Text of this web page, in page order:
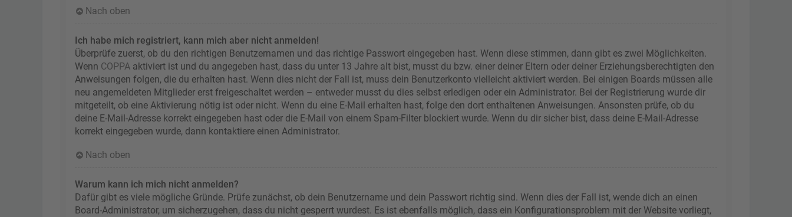
Nach oben
Ich habe mich registriert, kann mich aber nicht anmelden!
Überprüfe zuerst, ob du den richtigen Benutzernamen und das richtige Passwort eingegeben hast. Wenn diese stimmen, dann gibt es zwei Möglichkeiten.
Wenn COPPA aktiviert ist und du angegeben hast, dass du unter 13 Jahre alt bist, musst du bzw. einer deiner Eltern oder deiner Erziehungsberechtigten den
Anweisungen folgen, die du erhalten hast. Wenn dies nicht der Fall ist, muss dein Benutzerkonto vielleicht aktiviert werden. Bei einigen Boards müssen alle
neu angemeldeten Mitglieder erst freigeschaltet werden – entweder musst du dies selbst erledigen oder ein Administrator. Bei der Registrierung wurde dir
mitgeteilt, ob eine Aktivierung nötig ist oder nicht. Wenn du eine E-Mail erhalten hast, folge den dort enthaltenen Anweisungen. Ansonsten prüfe, ob du
deine E-Mail-Adresse korrekt eingegeben hast oder die E-Mail von einem Spam-Filter blockiert wurde. Wenn du dir sicher bist, dass deine E-Mail-Adresse
korrekt eingegeben wurde, dann kontaktiere einen Administrator.
Nach oben
Warum kann ich mich nicht anmelden?
Dafür gibt es viele mögliche Gründe. Prüfe zunächst, ob dein Benutzername und dein Passwort richtig sind. Wenn dies der Fall ist, wende dich an einen
Board-Administrator, um sicherzugehen, dass du nicht gesperrt wurdest. Es ist ebenfalls möglich, dass ein Konfigurationsproblem mit der Website vorliegt,